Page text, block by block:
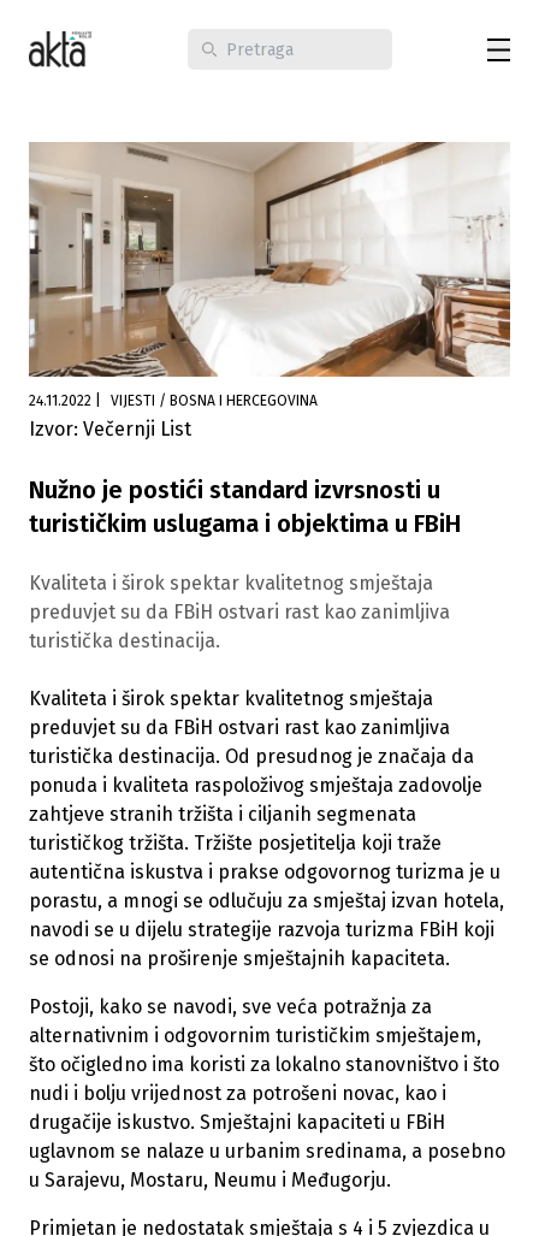
24.11.2022 VIJESTI / BOSNA I HERCEGOVINA
Izvor: Večernji List
Nužno je postići standard izvrsnosti u
turističkim uslugama i objektima u FBiH
Kvaliteta i širok spektar kvalitetnog smještaja
preduvjet su da FBiH ostvari rast kao zanimljiva
turistička destinacija.
Kvaliteta i širok spektar kvalitetnog smještaja
preduvjet su da FBiH ostvari rast kao zanimljiva
turistička destinacija. Od presudnog je značaja da
ponuda i kvaliteta raspoloživog smještaja zadovolje
zahtjeve stranih tržišta i ciljanih segmenata
turističkog tržišta. Tržište posjetitelja koji traže
autentična iskustva i prakse odgovornog turizma je u
porastu, a mnogi se odlučuju za smještaj izvan hotela,
navodi se u dijelu strategije razvoja turizma FBiH koji
se odnosi na proširenje smještajnih kapaciteta.
Postoji, kako se navodi, sve veća potražnja za
alternativnim i odgovornim turističkim smještajem,
što očigledno ima koristi za lokalno stanovništvo i što
nudi i bolju vrijednost za potrošeni novac, kao i
drugačije iskustvo. Smještajni kapaciteti u FBiH
uglavnom se nalaze u urbanim sredinama, a posebno
u Sarajevu, Mostaru, Neumu i Međugorju.
Primjetan je nedostatak smještaja s 4 i 5 zvjezdica u